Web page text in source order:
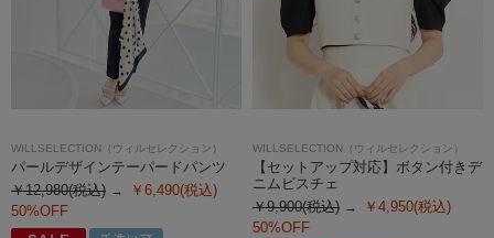
WILLSELECTION（ウィルセレクション）
パールデザインテーパードパンツ
￥12,980(税込)
￥6,490(税込)
50%OFF
WILLSELECTION（ウィルセレクション）
【セットアップ対応】ボタン付きデ
ニムビスチェ
￥9,900(税込)
￥4,950(税込)
50%OFF